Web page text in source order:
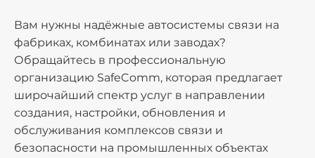
Вам нужны надёжные автосистемы связи на
фабриках, комбинатах или заводах?
Обращайтесь в профессиональную
организацию SafeComm, которая предлагает
широчайший спектр услуг в направлении
создания, настройки, обновления и
обслуживания комплексов связи и
безопасности на промышленных объектах